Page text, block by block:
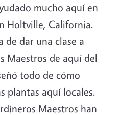
mucho aquí en
Holtville, California.
de dar una clase a
Maestros de aquí del
todo de cómo
plantas aquí locales.
Maestros han